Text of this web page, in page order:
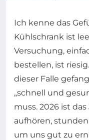
Ich kenne das
Kühlschrank ist
Versuchung,
bestellen, ist
dieser Falle
„schnell und
muss. 2026 ist
aufhören,
um uns gut zu